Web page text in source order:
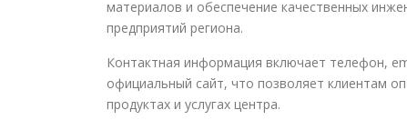
материалов и обеспечение качественных
предприятий региона.
Контактная информация включает телефон,
официальный сайт, что позволяет клиентам
продуктах и услугах центра.